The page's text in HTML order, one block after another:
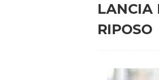
LANCIA
RIPOSO